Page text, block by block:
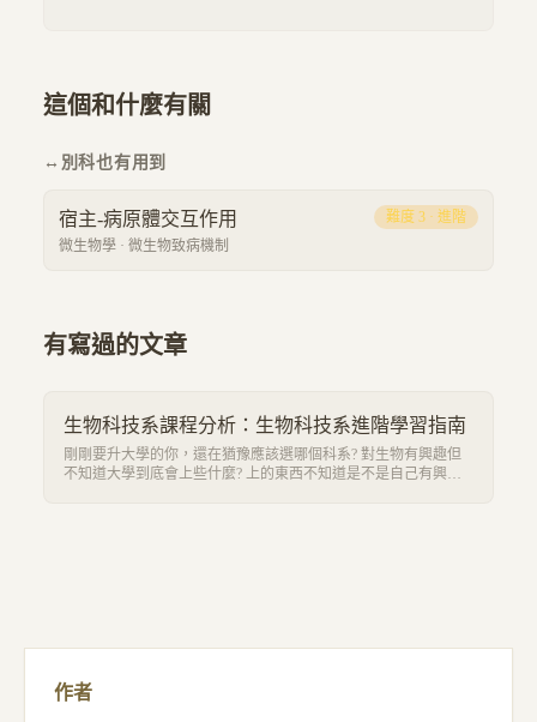
這個和什麼有關
↔ 別科也有用到
宿主-病原體交互作用
微生物學 · 微生物致病機制
難度 3 · 進階
有寫過的文章
生物科技系課程分析：生物科技系進階學習指南
剛剛要升大學的你，還在猶豫應該選哪個科系? 對生物有興趣但
不知道大學到底會上些什麼? 上的東西不知道是不是自己有興趣
作者